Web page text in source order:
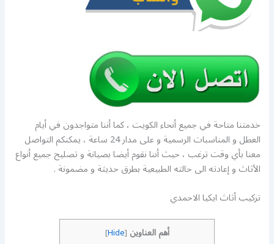
خدمتنا متاحة في جميع أنحاء الكويت ، كما أننا متواجدون في أيام
العطل و المناسبات الرسمية و على مدار 24 ساعة ، يمكنكم التواصل
معنا بأي وقت ترغب ، حيث أننا نقوم أيضا بصيانة و تصليح جميع أنواع
الأثاث و إعادته الى حالته الطبيعية بطرق حديثة و مضمونة .
تركيب أثاث ايكيا الاحمدي
أهم العناوين [
Hide
]